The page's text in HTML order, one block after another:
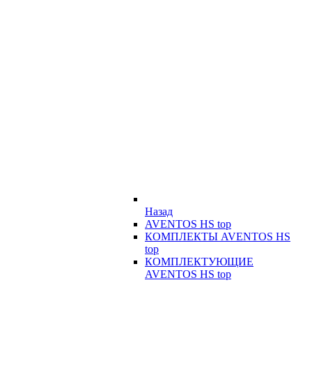
Назад
AVENTOS HS top
КОМПЛЕКТЫ AVENTOS HS
top
КОМПЛЕКТУЮЩИЕ
AVENTOS HS top